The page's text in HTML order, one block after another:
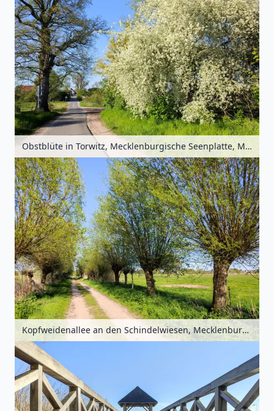
Obstblüte in Torwitz, Mecklenburgische Seenplatte, Mecklenburg-Vorpommern, Deutschland
Kopfweidenallee an den Schindelwiesen, Mecklenburgische Seenplatte, Mecklenburg-Vorpommern, Deutschland